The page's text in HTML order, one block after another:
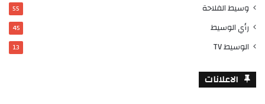
وسيط الفلاحة 55
رأي الوسيط 45
الوسيط TV 13
الاعلانات